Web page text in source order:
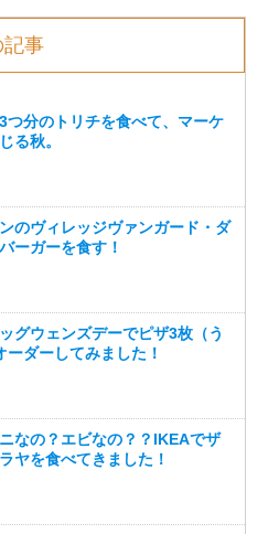
事
つ分のトリチを食べて、マーケ
る秋。
のヴィレッジヴァンガード・ダ
ーガーを食す！
グウェンズデーでピザ3枚（う
ーダーしてみました！
なの？エビなの？？IKEAでザ
ヤを食べてきました！